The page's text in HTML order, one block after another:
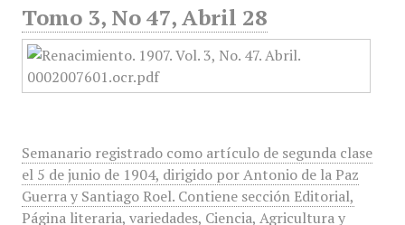
Tomo 3, No 47, Abril 28
Semanario registrado como artículo de segunda clase
el 5 de junio de 1904, dirigido por Antonio de la Paz
Guerra y Santiago Roel. Contiene sección Editorial,
Página literaria, variedades, Ciencia, Agricultura y